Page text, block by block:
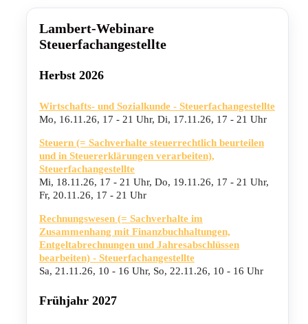
Lambert-Webinare
Steuerfachangestellte
Herbst 2026
Wirtschafts- und Sozialkunde - Steuerfachangestellte
Mo, 16.11.26, 17 - 21 Uhr, Di, 17.11.26, 17 - 21 Uhr
Steuern (= Sachverhalte steuerrechtlich beurteilen
und in Steuererklärungen verarbeiten),
Steuerfachangestellte
Mi, 18.11.26, 17 - 21 Uhr, Do, 19.11.26, 17 - 21 Uhr,
Fr, 20.11.26, 17 - 21 Uhr
Rechnungswesen (= Sachverhalte im
Zusammenhang mit Finanzbuchhaltungen,
Entgeltabrechnungen und Jahresabschlüssen
bearbeiten) - Steuerfachangestellte
Sa, 21.11.26, 10 - 16 Uhr, So, 22.11.26, 10 - 16 Uhr
Frühjahr 2027